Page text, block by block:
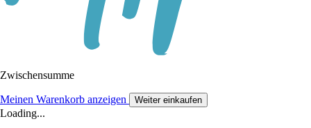
Zwischensumme
Meinen Warenkorb anzeigen Weiter einkaufen
Loading...